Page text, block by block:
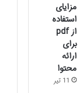
مزایای
استفاده
از pdf
برای
ارائه
محتوا
11 تیر